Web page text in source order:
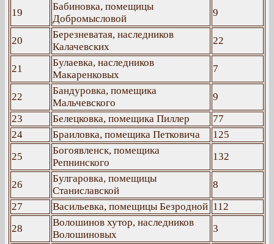
19
Бабиновка, помещицы
Добромысловой
9
20
Березневатая, наследников
Калачевских
22
21
Булаевка, наследников
Макаренковых
7
22
Бандуровка, помещика
Мальчевского
9
23
Белецковка, помещика Пиллер
77
24
Браиловка, помещика Петковича
125
25
Богоявленск, помещика
Репнинского
132
26
Булгаровка, помещицы
Станиславской
8
27
Васильевка, помещицы Безродной 112
28
Волошинов хутор, наследников
Волошиновых
3